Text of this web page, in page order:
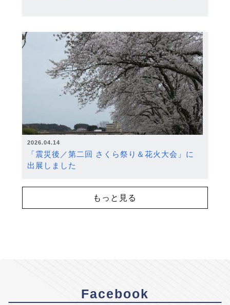
2026.04.14
「震災後／第二回 さくら祭り＆花火大会」に
出展しました
もっと見る
Facebook